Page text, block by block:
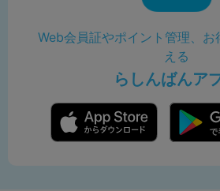
Web会員証やポイント管理、お
える
らしんばんア